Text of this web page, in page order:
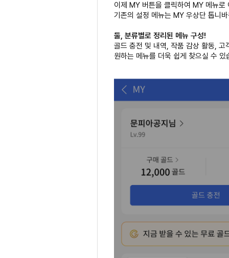
이제 MY 버튼을 클릭하여 MY 메뉴로
기존의 설정 메뉴는 MY 우상단 톱니
둘, 분류별로 정리된 메뉴 구성!
골드 충전 및 내역, 작품 감상 활동,
원하는 메뉴를 더욱 쉽게 찾으실 수 있